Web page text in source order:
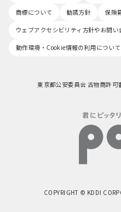
商標について
勧誘方針
保険
ウェブアクセシビリティ方針やお問い
動作環境・Cookie情報の利用について
東京都公安委員会 古物商許
COPYRIGHT © KDDI